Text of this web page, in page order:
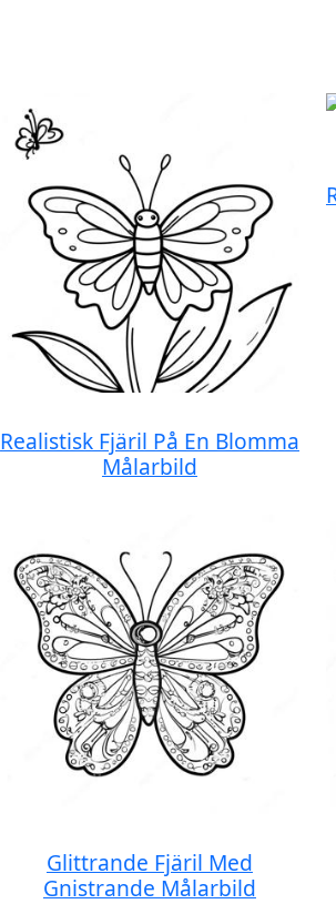
Realistisk Fjäril På En Blomma
Målarbild
Glittrande Fjäril Med
Gnistrande Målarbild